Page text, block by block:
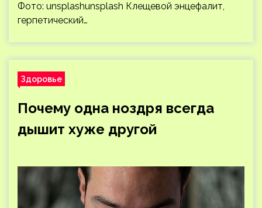
Фото: unsplashunsplash Клещевой энцефалит,
герпетический…
Здоровье
Почему одна ноздря всегда
дышит хуже другой